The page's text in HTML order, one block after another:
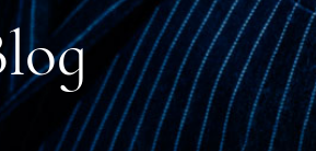
社長ブログ
スタッフブログ
メディア掲載
代表メッセージ